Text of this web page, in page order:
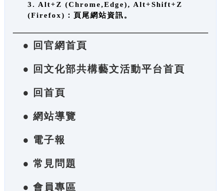
3. Alt+Z (Chrome,Edge), Alt+Shift+Z
(Firefox)：頁尾網站資訊。
● 回官網首頁
● 回文化部共構藝文活動平台首頁
● 回首頁
● 網站導覽
● 電子報
● 常見問題
● 會員專區